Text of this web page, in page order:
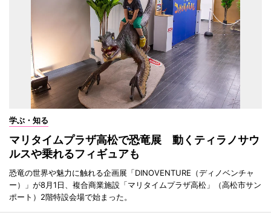
学ぶ・知る
マリタイムプラザ高松で恐竜展 動くティラノサウ
ルスや乗れるフィギュアも
恐竜の世界や魅力に触れる企画展「DINOVENTURE（ディノベンチャ
ー）」が8月1日、複合商業施設「マリタイムプラザ高松」（高松市サン
ポート）2階特設会場で始まった。